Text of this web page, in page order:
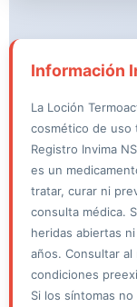
Información
La Loción
cosmético de uso
Registro Invima
es un
tratar, curar ni
consulta médica.
heridas abiertas
años. Consultar al
condiciones
Si los síntomas